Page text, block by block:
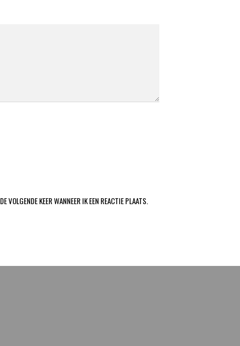
VOLGENDE KEER WANNEER IK EEN REACTIE PLAATS.